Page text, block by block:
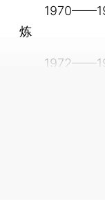
炼